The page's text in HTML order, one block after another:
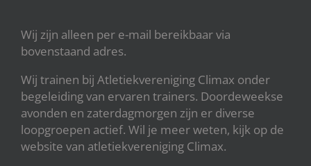
Wij zijn alleen per e-mail bereikbaar via
bovenstaand adres.
Wij trainen bij Atletiekvereniging Climax onder
begeleiding van ervaren trainers. Doordeweekse
avonden en zaterdagmorgen zijn er diverse
loopgroepen actief. Wil je meer weten, kijk op de
website van atletiekvereniging Climax.